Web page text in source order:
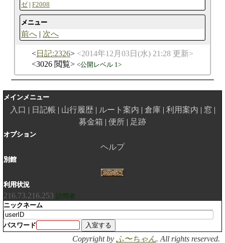
ゼ F2008
メニュー
前へ 次へ
日記:2326
2014年12月03日(水) 21:28 更新
3026 閲覧
公開レベル 1
メインメニュー
入口 日記帳 山行履歴 ルート案内 倉庫 利用案内
窓
募金箱
便所 足跡
オプション
ヘルプ
別館
利用状況
216.73.216.253 訪問者
ニックネーム
パスワード
Copyright by ふ〜ちゃん. All rights reserved.